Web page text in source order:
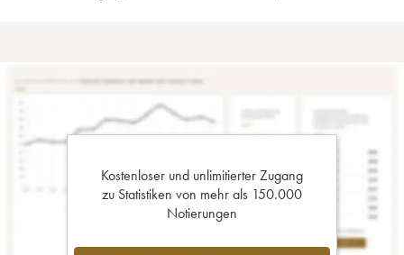
Kostenloser und unlimitierter Zugang
zu Statistiken von mehr als 150.000
Notierungen